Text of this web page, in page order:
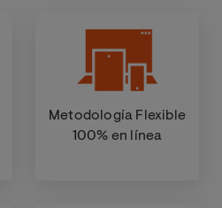
Metodología Flexible
100% en línea